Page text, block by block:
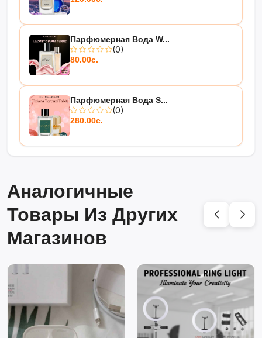
Парфюмерная Вода W...
(0)
80.00с.
Парфюмерная Вода S...
(0)
280.00с.
Аналогичные
Товары Из Других
Магазинов